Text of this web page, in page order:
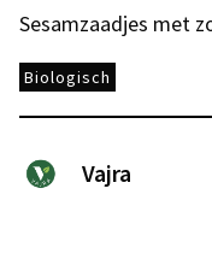
Sesamzaadjes met
Biologisch
Vajra